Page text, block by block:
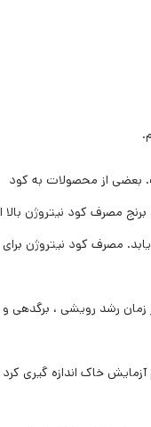
بعضی از محصولات به کود
مصرف کود نیتروژن بالا
مصرف کود نیتروژن برای
رشد رویشی ، برگدهی و
آزمایش خاک اندازه گیری